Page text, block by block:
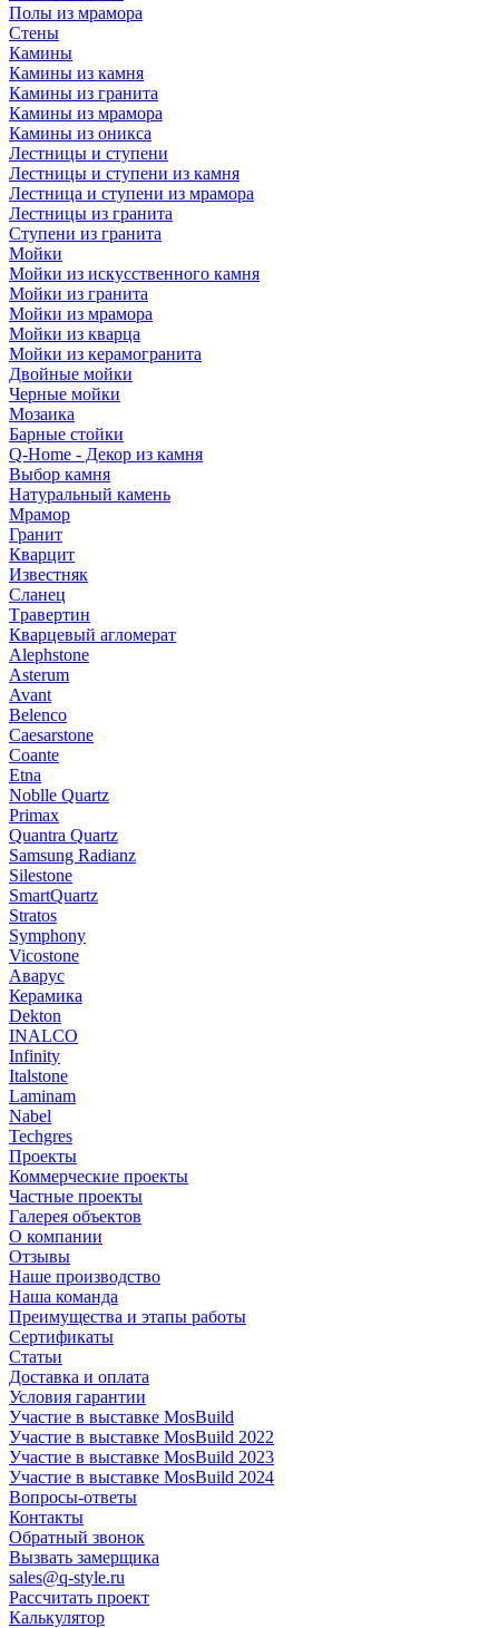
Полы из мрамора
Стены
Камины
Камины из камня
Камины из гранита
Камины из мрамора
Камины из оникса
Лестницы и ступени
Лестницы и ступени из камня
Лестница и ступени из мрамора
Лестницы из гранита
Ступени из гранита
Мойки
Мойки из искусственного камня
Мойки из гранита
Мойки из мрамора
Мойки из кварца
Мойки из керамогранита
Двойные мойки
Черные мойки
Мозаика
Барные стойки
Q-Home - Декор из камня
Выбор камня
Натуральный камень
Мрамор
Гранит
Кварцит
Известняк
Сланец
Травертин
Кварцевый агломерат
Alephstone
Asterum
Avant
Belenco
Caesarstone
Coante
Etna
Noblle Quartz
Primax
Quantra Quartz
Samsung Radianz
Silestone
SmartQuartz
Stratos
Symphony
Vicostone
Аварус
Керамика
Dekton
INALCO
Infinity
Italstone
Laminam
Nabel
Techgres
Проекты
Коммерческие проекты
Частные проекты
Галерея объектов
О компании
Отзывы
Наше производство
Наша команда
Преимущества и этапы работы
Сертификаты
Статьи
Доставка и оплата
Условия гарантии
Участие в выставке MosBuild
Участие в выставке MosBuild 2022
Участие в выставке MosBuild 2023
Участие в выставке MosBuild 2024
Вопросы-ответы
Контакты
Обратный звонок
Вызвать замерщика
sales@q-style.ru
Рассчитать проект
Калькулятор